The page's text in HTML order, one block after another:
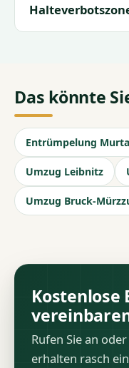
Das könnte
Entrümpelung
Umzug Leibnitz
Umzug Bruck-
Kostenlose
Rufen Sie an
erhalten rasch